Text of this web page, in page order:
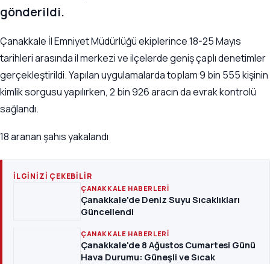
gönderildi.
Çanakkale İl Emniyet Müdürlüğü ekiplerince 18-25 Mayıs
tarihleri arasında il merkezi ve ilçelerde geniş çaplı denetimler
gerçekleştirildi. Yapılan uygulamalarda toplam 9 bin 555 kişinin
kimlik sorgusu yapılırken, 2 bin 926 aracın da evrak kontrolü
sağlandı.
18 aranan şahıs yakalandı
İLGINIZI ÇEKEBILIR
ÇANAKKALE HABERLERI
Çanakkale'de Deniz Suyu Sıcaklıkları
Güncellendi
ÇANAKKALE HABERLERI
Çanakkale'de 8 Ağustos Cumartesi Günü
Hava Durumu: Güneşli ve Sıcak